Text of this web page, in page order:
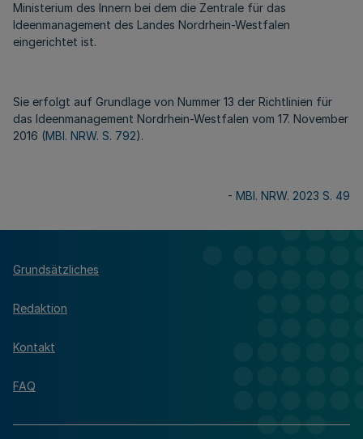
Ministerium des Innern bei dem die Zentrale für das
Ideenmanagement des Landes Nordrhein-Westfalen
eingerichtet ist.
Sie erfolgt auf Grundlage von Nummer 13 der Richtlinien für
das Ideenmanagement Nordrhein-Westfalen vom 17. November
2016 (MBl. NRW. S. 792).
- MBl. NRW. 2023 S. 49
Grundsätzliches
Redaktion
Kontakt
FAQ